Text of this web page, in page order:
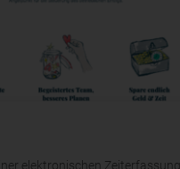
elektronischen Zeiterfassung.